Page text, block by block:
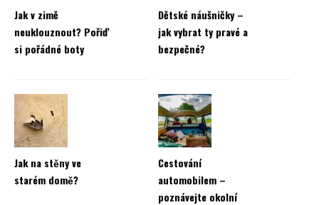
Jak v zimě
neuklouznout? Pořiď
si pořádné boty
Dětské náušničky –
jak vybrat ty pravé a
bezpečné?
Jak na stěny ve
starém domě?
Cestování
automobilem –
poznávejte okolní